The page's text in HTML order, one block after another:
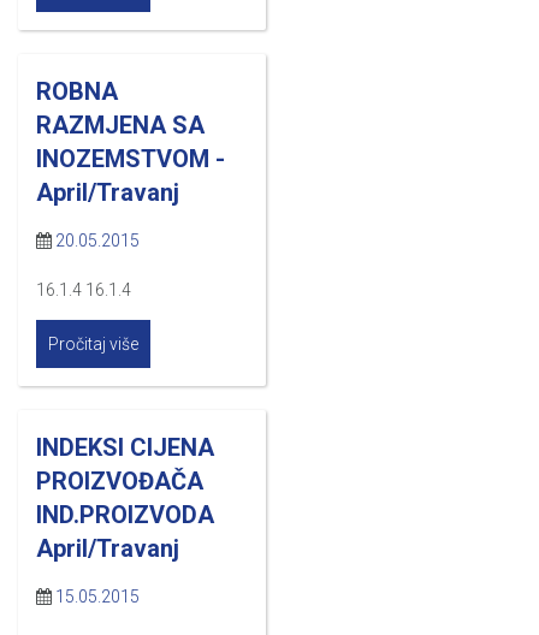
ROBNA
RAZMJENA SA
INOZEMSTVOM -
April/Travanj
20.05.2015
16.1.4 16.1.4
Pročitaj više
INDEKSI CIJENA
PROIZVOĐAČA
IND.PROIZVODA
April/Travanj
15.05.2015